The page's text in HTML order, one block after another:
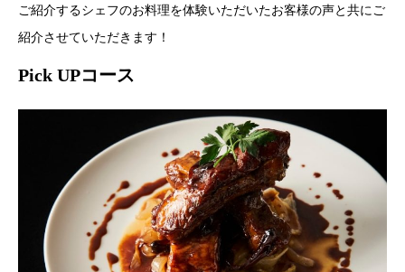
ご紹介するシェフのお料理を体験いただいたお客様の声と共にご
紹介させていただきます！
Pick UPコース